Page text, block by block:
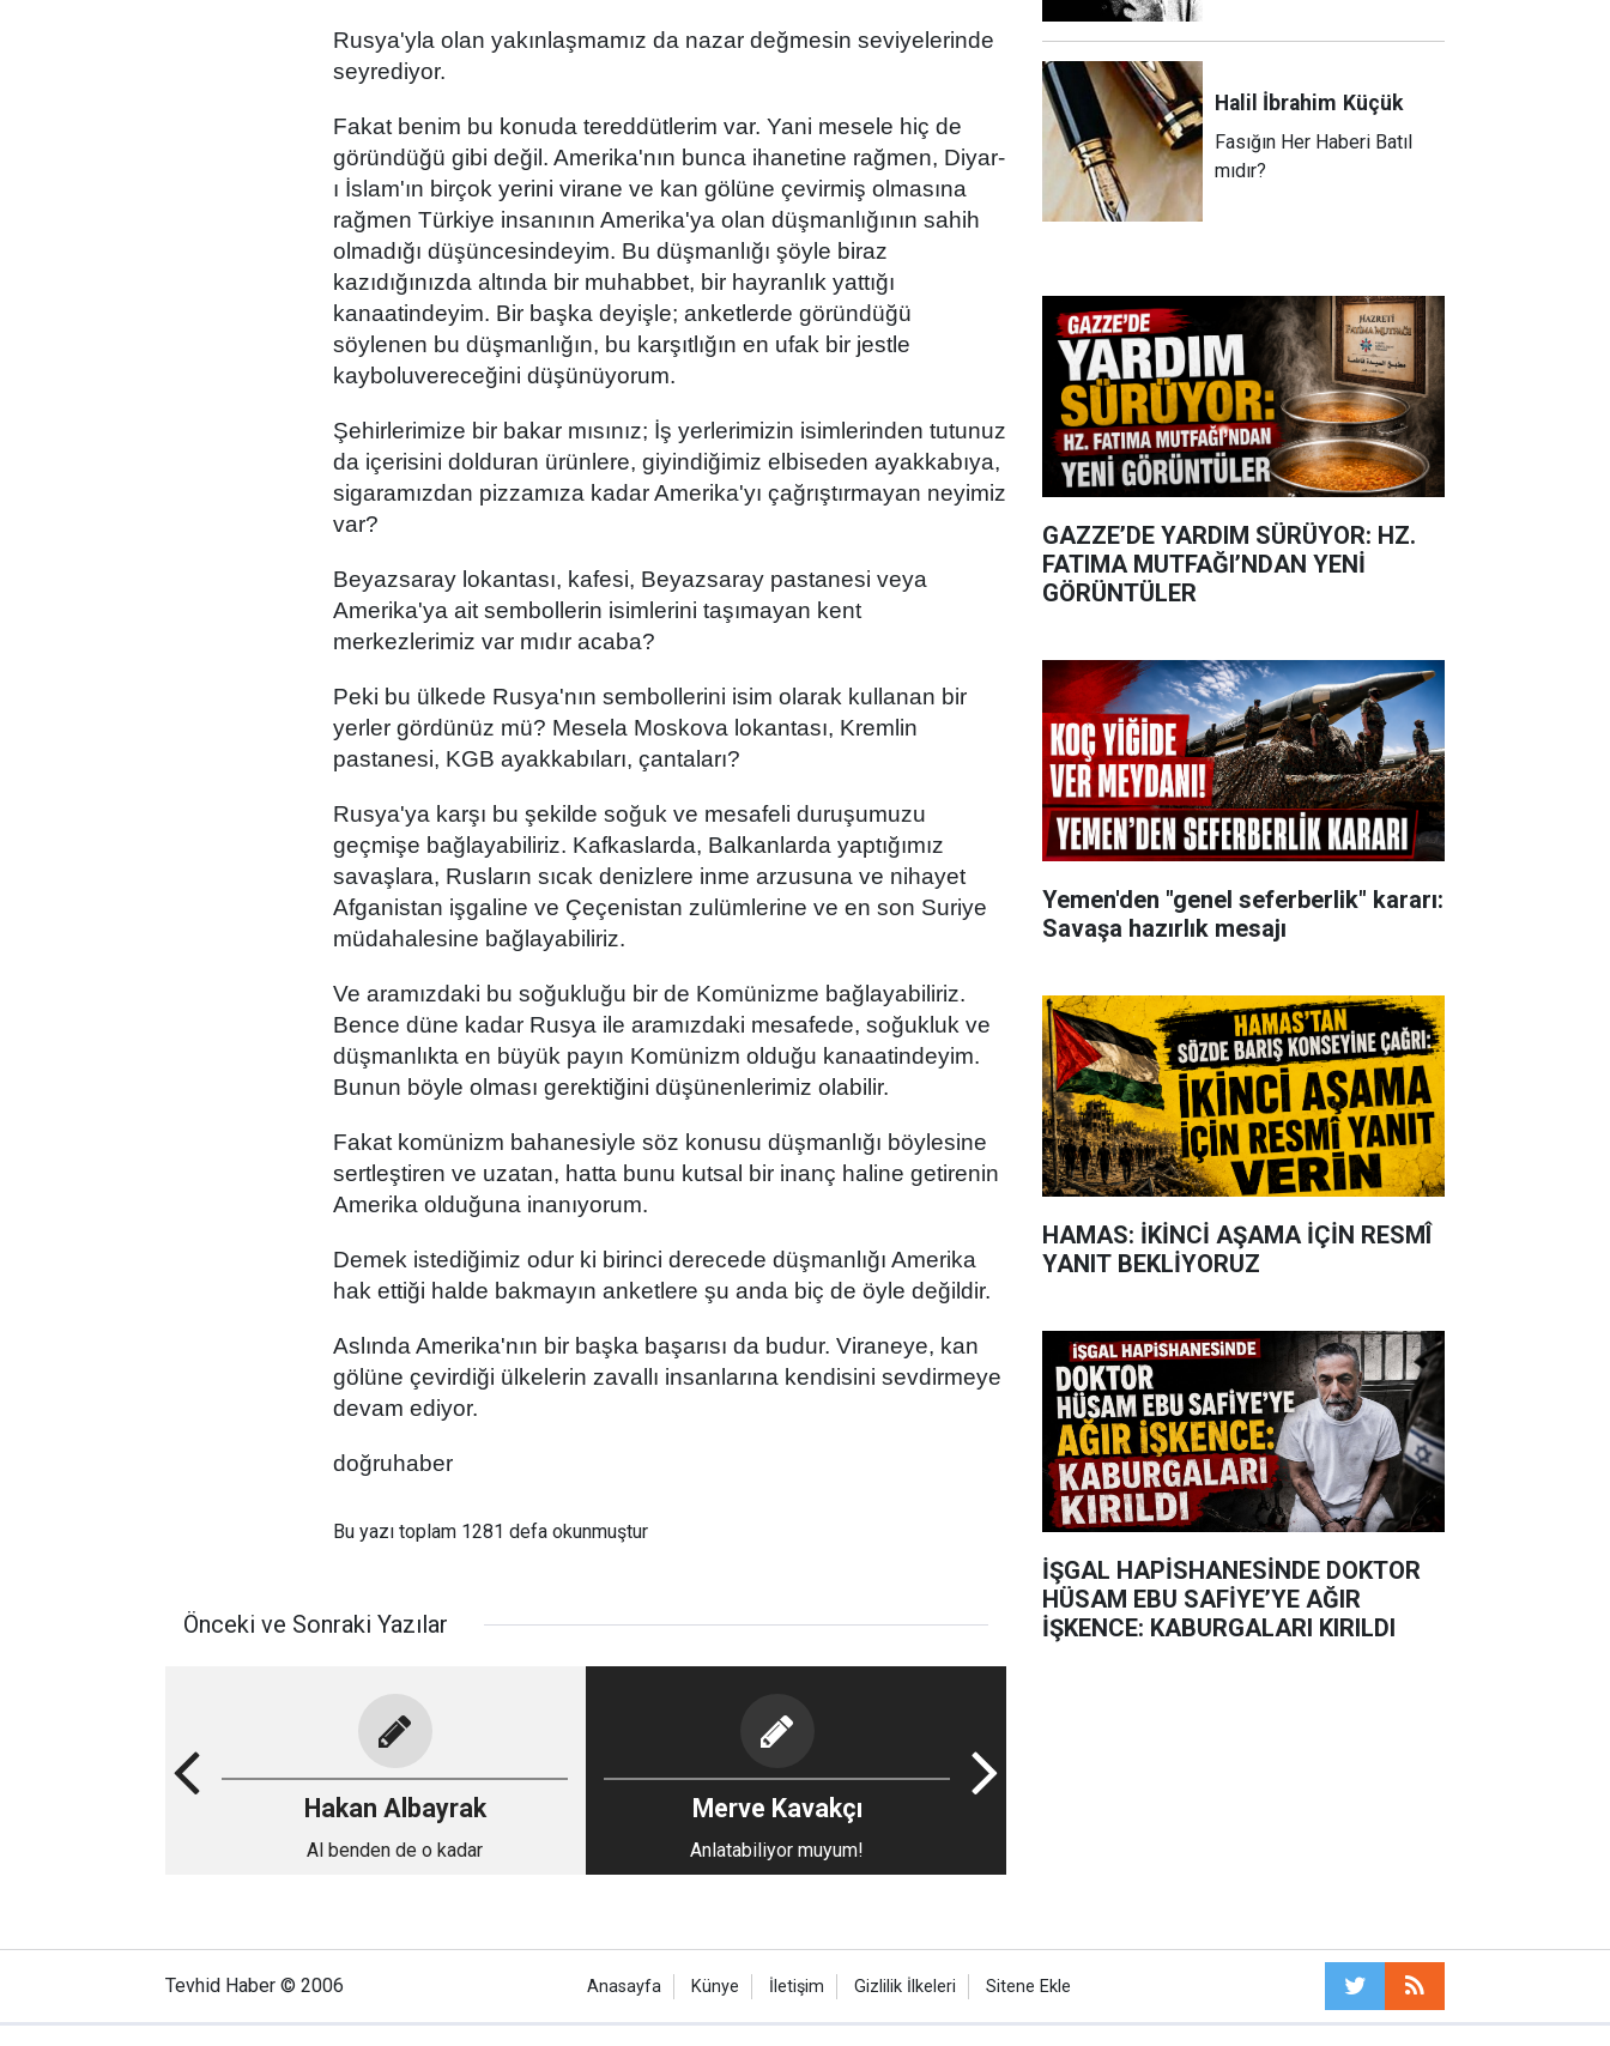
Rusya'yla olan yakınlaşmamız da nazar değmesin seviyelerinde
seyrediyor.
Fakat benim bu konuda tereddütlerim var. Yani mesele hiç de
göründüğü gibi değil. Amerika'nın bunca ihanetine rağmen, Diyar-
ı İslam'ın birçok yerini virane ve kan gölüne çevirmiş olmasına
rağmen Türkiye insanının Amerika'ya olan düşmanlığının sahih
olmadığı düşüncesindeyim. Bu düşmanlığı şöyle biraz
kazıdığınızda altında bir muhabbet, bir hayranlık yattığı
kanaatindeyim. Bir başka deyişle; anketlerde göründüğü
söylenen bu düşmanlığın, bu karşıtlığın en ufak bir jestle
kayboluvereceğini düşünüyorum.
Şehirlerimize bir bakar mısınız; İş yerlerimizin isimlerinden tutunuz
da içerisini dolduran ürünlere, giyindiğimiz elbiseden ayakkabıya,
sigaramızdan pizzamıza kadar Amerika'yı çağrıştırmayan neyimiz
var?
Beyazsaray lokantası, kafesi, Beyazsaray pastanesi veya
Amerika'ya ait sembollerin isimlerini taşımayan kent
merkezlerimiz var mıdır acaba?
Peki bu ülkede Rusya'nın sembollerini isim olarak kullanan bir
yerler gördünüz mü? Mesela Moskova lokantası, Kremlin
pastanesi, KGB ayakkabıları, çantaları?
Rusya'ya karşı bu şekilde soğuk ve mesafeli duruşumuzu
geçmişe bağlayabiliriz. Kafkaslarda, Balkanlarda yaptığımız
savaşlara, Rusların sıcak denizlere inme arzusuna ve nihayet
Afganistan işgaline ve Çeçenistan zulümlerine ve en son Suriye
müdahalesine bağlayabiliriz.
Ve aramızdaki bu soğukluğu bir de Komünizme bağlayabiliriz.
Bence düne kadar Rusya ile aramızdaki mesafede, soğukluk ve
düşmanlıkta en büyük payın Komünizm olduğu kanaatindeyim.
Bunun böyle olması gerektiğini düşünenlerimiz olabilir.
Fakat komünizm bahanesiyle söz konusu düşmanlığı böylesine
sertleştiren ve uzatan, hatta bunu kutsal bir inanç haline getirenin
Amerika olduğuna inanıyorum.
Demek istediğimiz odur ki birinci derecede düşmanlığı Amerika
hak ettiği halde bakmayın anketlere şu anda biç de öyle değildir.
Aslında Amerika'nın bir başka başarısı da budur. Viraneye, kan
gölüne çevirdiği ülkelerin zavallı insanlarına kendisini sevdirmeye
devam ediyor.
doğruhaber
Bu yazı toplam 1281 defa okunmuştur
Önceki ve Sonraki Yazılar
Hakan Albayrak
Al benden de o kadar
Merve Kavakçı
Anlatabiliyor muyum!
Halil İbrahim Küçük
Fasığın Her Haberi Batıl
mıdır?
GAZZE’DE YARDIM SÜRÜYOR: HZ.
FATIMA MUTFAĞI’NDAN YENİ
GÖRÜNTÜLER
Yemen'den "genel seferberlik" kararı:
Savaşa hazırlık mesajı
HAMAS: İKİNCİ AŞAMA İÇİN RESMÎ
YANIT BEKLİYORUZ
İŞGAL HAPİSHANESİNDE DOKTOR
HÜSAM EBU SAFİYE’YE AĞIR
İŞKENCE: KABURGALARI KIRILDI
Tevhid Haber © 2006 Anasayfa Künye İletişim Gizlilik İlkeleri Sitene Ekle